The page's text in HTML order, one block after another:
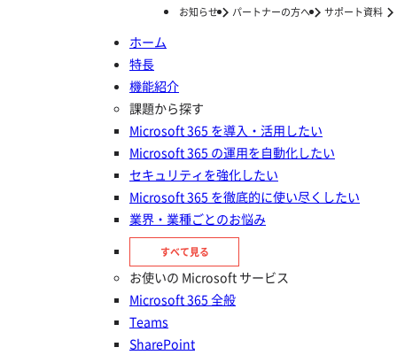
お知らせ パートナーの方へ サポート資料
ホーム
特長
機能紹介
課題から探す
Microsoft 365 を導入・活用したい
Microsoft 365 の運用を自動化したい
セキュリティを強化したい
Microsoft 365 を徹底的に使い尽くしたい
業界・業種ごとのお悩み
すべて見る
お使いの Microsoft サービス
Microsoft 365 全般
Teams
SharePoint
ナレッジ/コラム
Microsoft 365 のプランを詳しく
解説！選び方のポイントも
2023年10月22日
はじめての365運用